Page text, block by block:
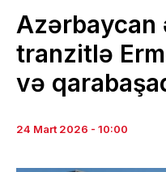
Azərbaycan
tranzitlə
və
24 Mart 2026 - 10:00